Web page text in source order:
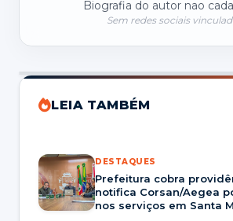
Biografia do autor nao
Sem redes sociais
LEIA TAMBÉM
DESTAQUES
Prefeitura cobra
notifica Corsan/Aegea
nos serviços em Santa